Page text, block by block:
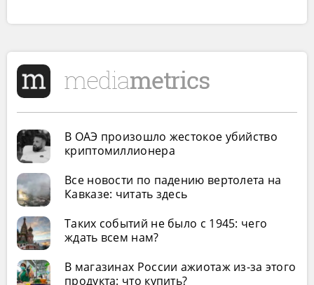
В ОАЭ произошло жестокое убийство
криптомиллионера
Все новости по падению вертолета на
Кавказе: читать здесь
Таких событий не было с 1945: чего
ждать всем нам?
В магазинах России ажиотаж из-за этого
продукта: что купить?